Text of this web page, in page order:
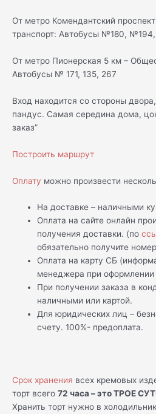
От метро Комендантский
транспорт: Автобусы №180,
От метро Пионерская 5 км –
Автобусы № 171, 135, 267
Вход находится со стороны
пандус. Самая середина дома,
заказ”
Построить маршрут
Оплату можно произвести
На доставке – наличными
Оплата на сайте онлайн
получения доставки. (по
обязательно получите
Оплата на карту СБ
менеджера при оформлении
При получении заказа в
наличными или картой.
Для юридических лиц –
счету. 100%- предоплата.
Срок хранения всех кремовых
торт всего 72 часа – это ТРОЕ
Хранить торт нужно в